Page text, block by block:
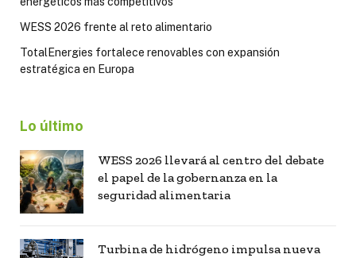
WESS 2026 frente al reto alimentario
TotalEnergies fortalece renovables con expansión
estratégica en Europa
Lo último
WESS 2026 llevará al centro del debate
el papel de la gobernanza en la
seguridad alimentaria
Turbina de hidrógeno impulsa nueva